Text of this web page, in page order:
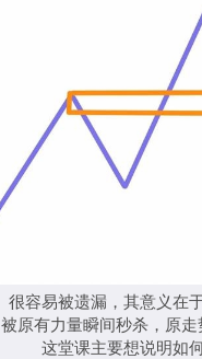
很容易被遗漏，其意义在
被原有力量瞬间秒杀，原
这堂课主要想说明如